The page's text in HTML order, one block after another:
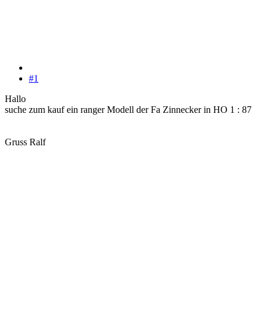
#1
Hallo
suche zum kauf ein ranger Modell der Fa Zinnecker in HO 1 : 87
Gruss Ralf